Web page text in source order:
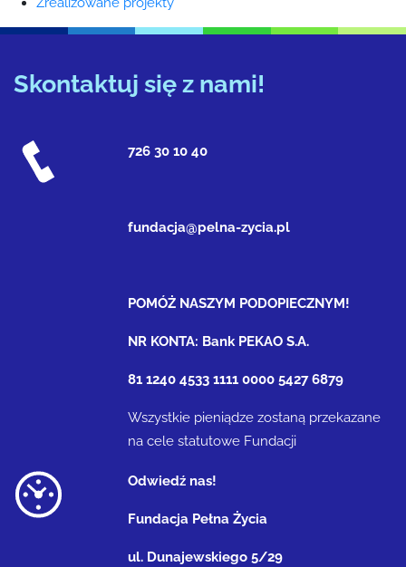
Skontaktuj się z nami!
726 30 10 40
fundacja@pelna-zycia.pl
POMÓŻ NASZYM PODOPIECZNYM!
NR KONTA: Bank PEKAO S.A.
81 1240 4533 1111 0000 5427 6879
Wszystkie pieniądze zostaną przekazane
na cele statutowe Fundacji
Odwiedź nas!
Fundacja Pełna Życia
ul. Dunajewskiego 5/29